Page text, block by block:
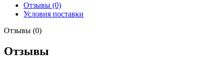
Отзывы (0)
Условия поставки
Отзывы (0)
Отзывы